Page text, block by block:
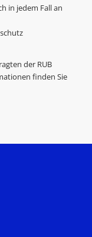
in jedem Fall an
der RUB
finden Sie